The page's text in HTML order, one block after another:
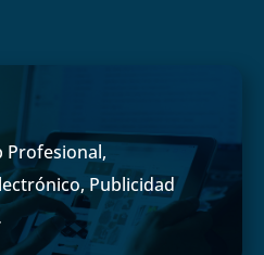
Profesional,
Publicidad